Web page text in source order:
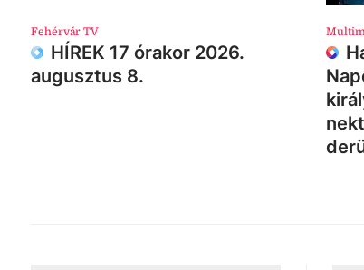
Fehérvár TV
HÍREK 17 órakor 2026.
augusztus 8.